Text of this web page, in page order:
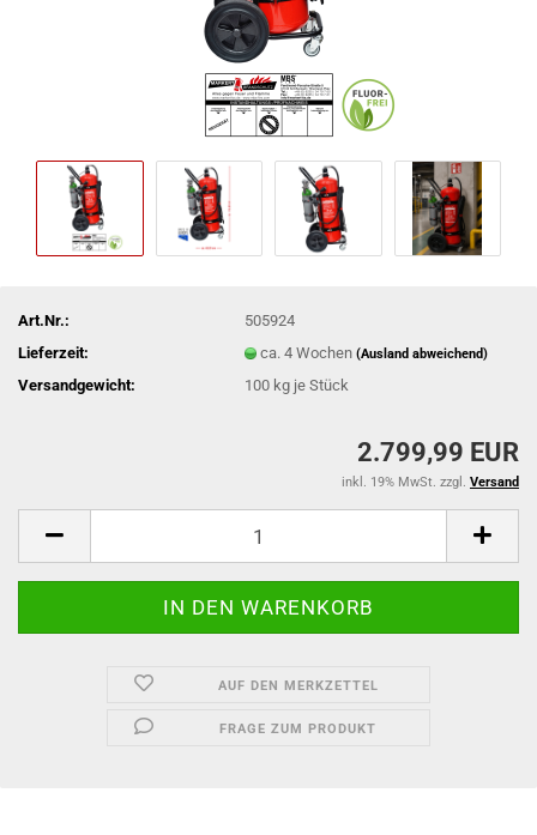
Art.Nr.:
505924
Lieferzeit:
ca. 4 Wochen(Ausland abweichend)
Versandgewicht: 100 kg je Stück
2.799,99 EUR
inkl. 19% MwSt. zzgl. Versand
AUF DEN MERKZETTEL
FRAGE ZUM PRODUKT